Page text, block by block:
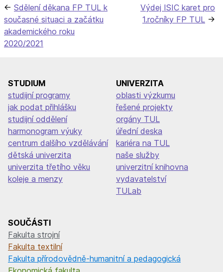
Navigace
pro
příspěvek
Sdělení děkana FP TUL k
současné situaci a začátku
akademického roku
2020/2021
Výdej ISIC karet pro
1.ročníky FP TUL
STUDIUM
studijní programy
jak podat přihlášku
studijní oddělení
harmonogram výuky
centrum dalšího vzdělávání
dětská univerzita
univerzita třetího věku
koleje a menzy
UNIVERZITA
oblasti výzkumu
řešené projekty
orgány TUL
úřední deska
kariéra na TUL
naše služby
univerzitní knihovna
vydavatelství
TULab
SOUČÁSTI
Fakulta strojní
Fakulta textilní
Fakulta přírodovědně-humanitní a pedagogická